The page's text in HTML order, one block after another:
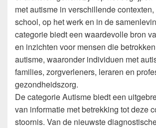
met autisme in verschillende
school, op het werk en in de
categorie biedt een waardevolle bron
en inzichten voor mensen die
autisme, waaronder individuen met
families, zorgverleners, leraren en
gezondheidszorg.
De categorie Autisme biedt een
van informatie met betrekking tot deze
stoornis. Van de nieuwste